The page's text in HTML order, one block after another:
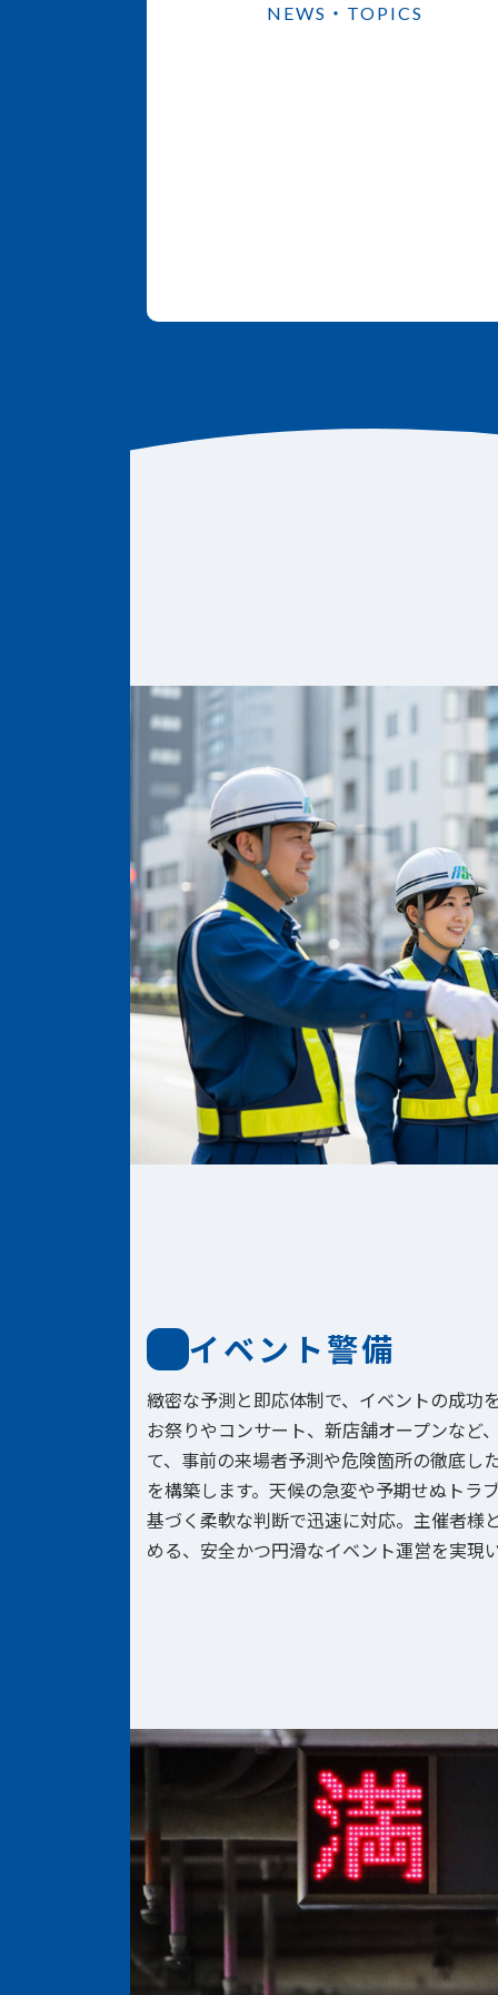
NEWS・TOPICS
イベント警備
緻密な予測と即応体制で、イベントの成功
お祭りやコンサート、新店舗オープンなど
て、事前の来場者予測や危険箇所の徹底し
を構築します。天候の急変や予期せぬトラ
基づく柔軟な判断で迅速に対応。主催者様
める、安全かつ円滑なイベント運営を実現